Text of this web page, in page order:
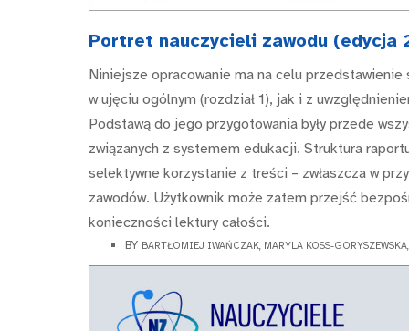
Portret nauczycieli zawodu (edycja
Niniejsze opracowanie ma na celu
w ujęciu ogólnym (rozdział 1), jak i z
Podstawą do jego przygotowania były przede
związanych z systemem edukacji. Struktura
selektywne korzystanie z treści – zwłaszcza w
zawodów. Użytkownik może zatem przejść
konieczności lektury całości.
BY BARTŁOMIEJ IWAŃCZAK, MARYLA KOSS-